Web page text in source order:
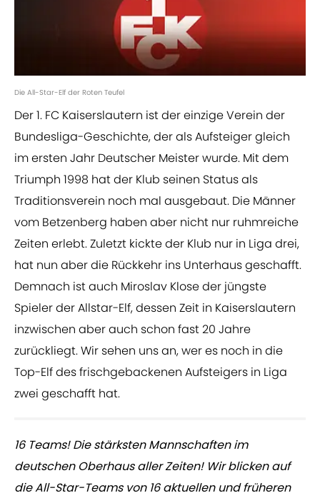
Die All-Star-Elf der Roten Teufel
Der 1. FC Kaiserslautern ist der einzige Verein der
Bundesliga-Geschichte, der als Aufsteiger gleich
im ersten Jahr Deutscher Meister wurde. Mit dem
Triumph 1998 hat der Klub seinen Status als
Traditionsverein noch mal ausgebaut. Die Männer
vom Betzenberg haben aber nicht nur ruhmreiche
Zeiten erlebt. Zuletzt kickte der Klub nur in Liga drei,
hat nun aber die Rückkehr ins Unterhaus geschafft.
Demnach ist auch Miroslav Klose der jüngste
Spieler der Allstar-Elf, dessen Zeit in Kaiserslautern
inzwischen aber auch schon fast 20 Jahre
zurückliegt. Wir sehen uns an, wer es noch in die
Top-Elf des frischgebackenen Aufsteigers in Liga
zwei geschafft hat.
16 Teams! Die stärksten Mannschaften im
deutschen Oberhaus aller Zeiten! Wir blicken auf
die All-Star-Teams von 16 aktuellen und früheren